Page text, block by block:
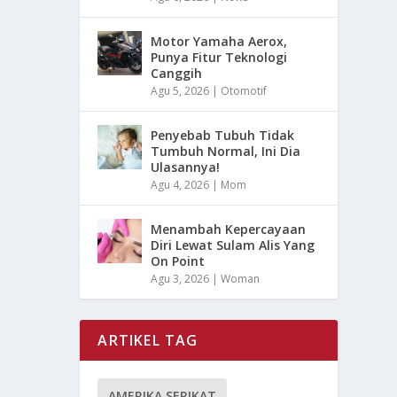
Motor Yamaha Aerox,
Punya Fitur Teknologi
Canggih
Agu 5, 2026 | Otomotif
Penyebab Tubuh Tidak
Tumbuh Normal, Ini Dia
Ulasannya!
Agu 4, 2026 | Mom
Menambah Kepercayaan
Diri Lewat Sulam Alis Yang
On Point
Agu 3, 2026 |Woman
ARTIKEL TAG